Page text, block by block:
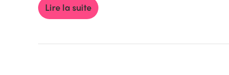
Lire la suite